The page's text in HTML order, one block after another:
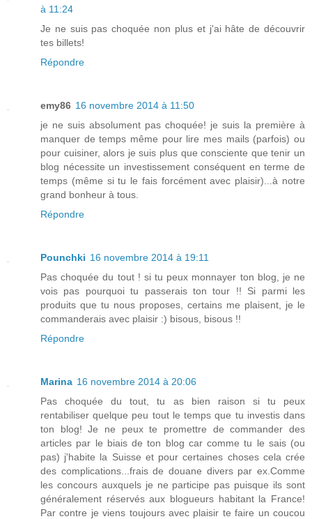
à 11:24
Je ne suis pas choquée non plus et j'ai hâte de découvrir
tes billets!
Répondre
emy86 16 novembre 2014 à 11:50
je ne suis absolument pas choquée! je suis la première à
manquer de temps même pour lire mes mails (parfois) ou
pour cuisiner, alors je suis plus que consciente que tenir un
blog nécessite un investissement conséquent en terme de
temps (même si tu le fais forcément avec plaisir)...à notre
grand bonheur à tous.
Répondre
Pounchki 16 novembre 2014 à 19:11
Pas choquée du tout ! si tu peux monnayer ton blog, je ne
vois pas pourquoi tu passerais ton tour !! Si parmi les
produits que tu nous proposes, certains me plaisent, je le
commanderais avec plaisir :) bisous, bisous !!
Répondre
Marina 16 novembre 2014 à 20:06
Pas choquée du tout, tu as bien raison si tu peux
rentabiliser quelque peu tout le temps que tu investis dans
ton blog! Je ne peux te promettre de commander des
articles par le biais de ton blog car comme tu le sais (ou
pas) j'habite la Suisse et pour certaines choses cela crée
des complications...frais de douane divers par ex.Comme
les concours auxquels je ne participe pas puisque ils sont
généralement réservés aux blogueurs habitant la France!
Par contre je viens toujours avec plaisir te faire un coucou